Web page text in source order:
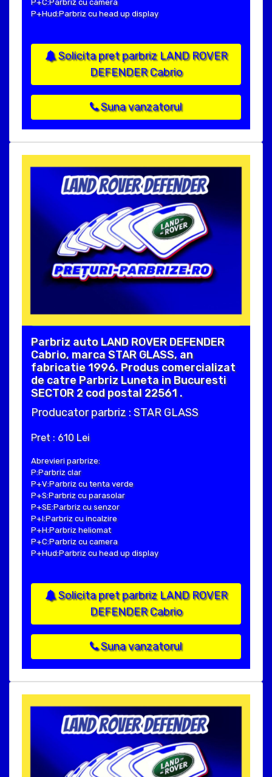
P+C:Parbriz cu camera
P+Hud:Parbriz cu head up display
Solicita pret parbriz LAND ROVER
DEFENDER Cabrio
Suna vanzatorul
Parbriz auto LAND ROVER DEFENDER
Cabrio, marca STAR GLASS, an
fabricatie 1996. Produs comercializat
de catre Parbriz Luneta in Bucuresti
SECTOR 2 cod postal 22561 .
Producator parbriz : STAR GLASS
Pret : 610 Lei
Abrevieri parbrize:
P:Parbriz clar
P+V:Parbriz cu tenta verde
P+S:Parbriz cu parasolar
P+SE:Parbriz cu senzor
P+I:Parbriz cu incalzire
P+H:Parbriz heliomat
P+C:Parbriz cu camera
P+Hud:Parbriz cu head up display
Solicita pret parbriz LAND ROVER
DEFENDER Cabrio
Suna vanzatorul